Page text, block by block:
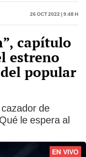
26 Oct 2022 | 9:48 h
capítulo
estreno
popular
de
le espera al